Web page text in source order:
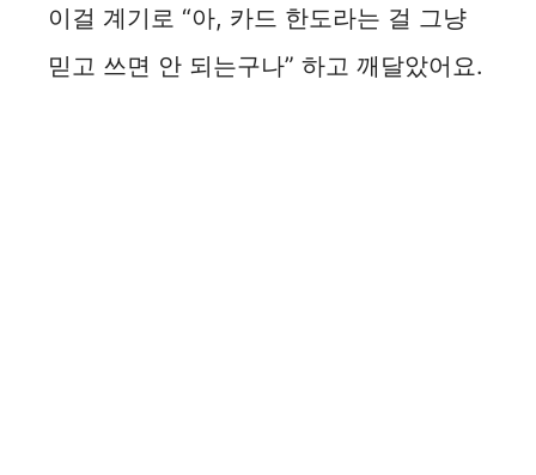
이걸 계기로 “아, 카드 한도라는 걸 그냥
믿고 쓰면 안 되는구나” 하고 깨달았어요.